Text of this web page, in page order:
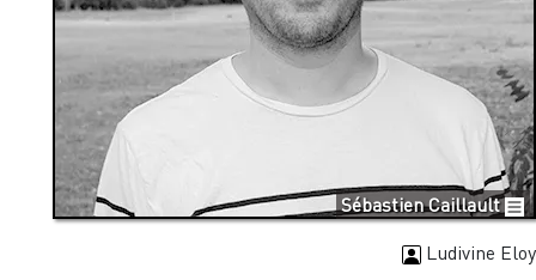
Sébastien Caillault
Ludivine Eloy